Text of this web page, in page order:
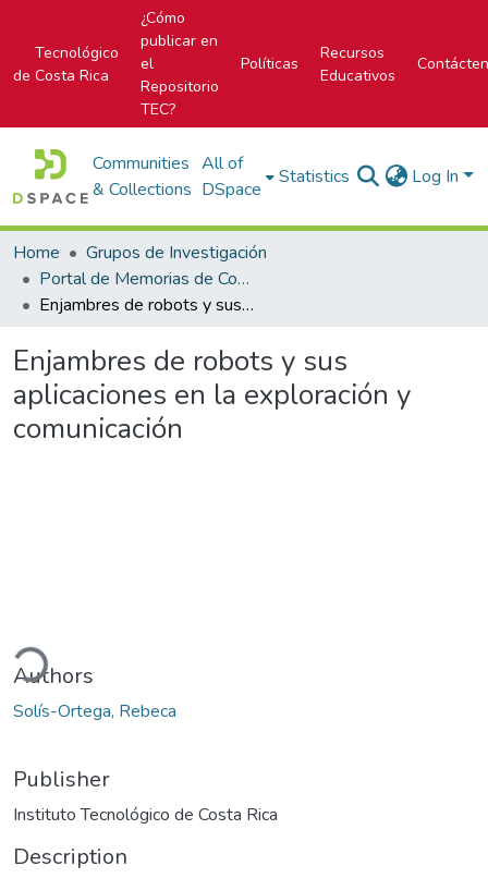
Tecnológico
de Costa Rica
¿Cómo
publicar en
el
Repositorio
TEC?
Políticas
Recursos
Educativos
Communities
& Collections
All of
DSpace
Statistics Log In
Home
Grupos de Investigación
Portal de Memorias de Congresos
Enjambres de robots y sus aplicaciones en la exploración y comunicación
Enjambres de robots y sus
aplicaciones en la exploración y
comunicación
Authors
Solís-Ortega, Rebeca
Publisher
Instituto Tecnológico de Costa Rica
Description